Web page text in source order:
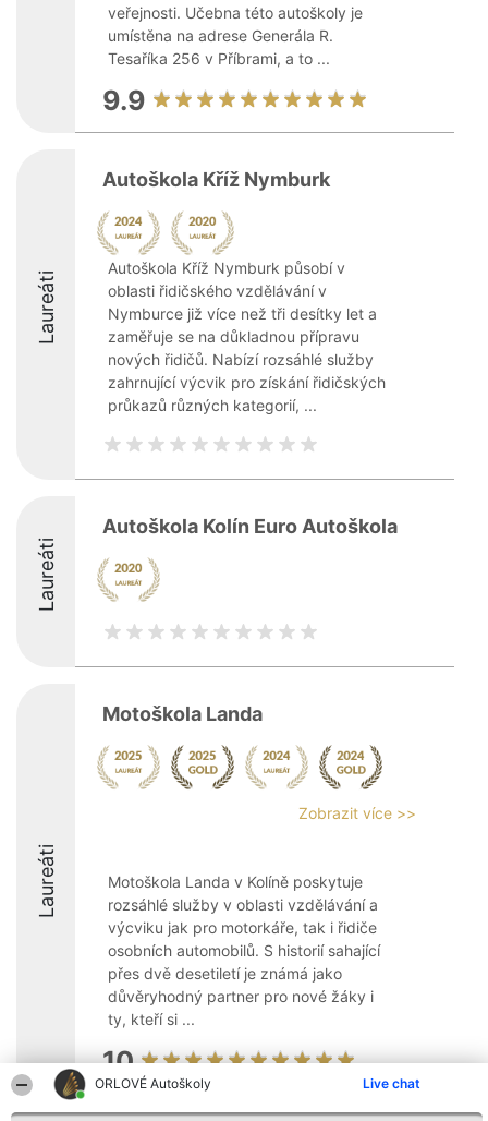
ORLOVÉ Autoškoly Live chat
veřejnosti. Učebna této autoškoly je
umístěna na adrese Generála R.
Tesaříka 256 v Příbrami, a to ...
9.9
Laureáti
Autoškola Kříž Nymburk
Autoškola Kříž Nymburk působí v
oblasti řidičského vzdělávání v
Nymburce již více než tři desítky let a
zaměřuje se na důkladnou přípravu
nových řidičů. Nabízí rozsáhlé služby
zahrnující výcvik pro získání řidičských
průkazů různých kategorií, ...
Laureáti
Autoškola Kolín Euro Autoškola
Laureáti
Motoškola Landa
Zobrazit více >>
Motoškola Landa v Kolíně poskytuje
rozsáhlé služby v oblasti vzdělávání a
výcviku jak pro motorkáře, tak i řidiče
osobních automobilů. S historií sahající
přes dvě desetiletí je známá jako
důvěryhodný partner pro nové žáky i
ty, kteří si ...
10